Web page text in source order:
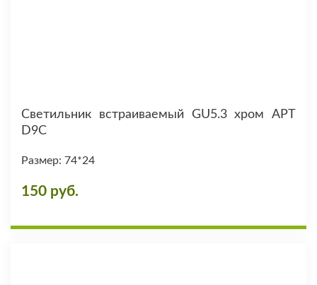
Светильник встраиваемый GU5.3 хром АРТ
D9C
Размер: 74*24
150 руб.